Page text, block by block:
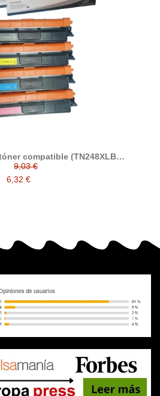
compatible (TN248XLBK,
TN248XLM, TN248XLY)
9,03 €
6,32 €